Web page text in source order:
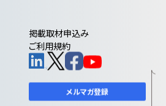
メルマガ登録
掲載取材申込み
ご利用規約